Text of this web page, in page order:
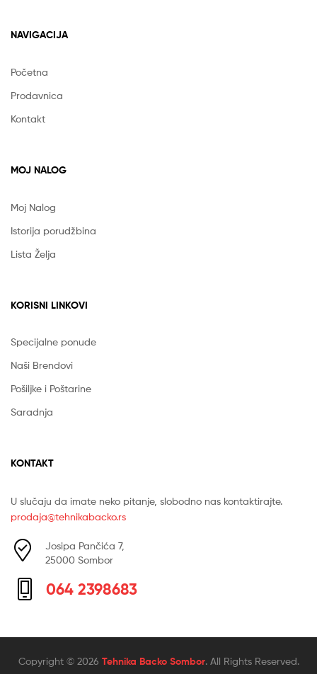
NAVIGACIJA
Početna
Prodavnica
Kontakt
MOJ NALOG
Moj Nalog
Istorija porudžbina
Lista Želja
KORISNI LINKOVI
Specijalne ponude
Naši Brendovi
Pošiljke i Poštarine
Saradnja
KONTAKT
U slučaju da imate neko pitanje, slobodno nas kontaktirajte.
prodaja@tehnikabacko.rs
Josipa Pančića 7,
25000 Sombor
064 2398683
Copyright © 2026 Tehnika Backo Sombor. All Rights Reserved.